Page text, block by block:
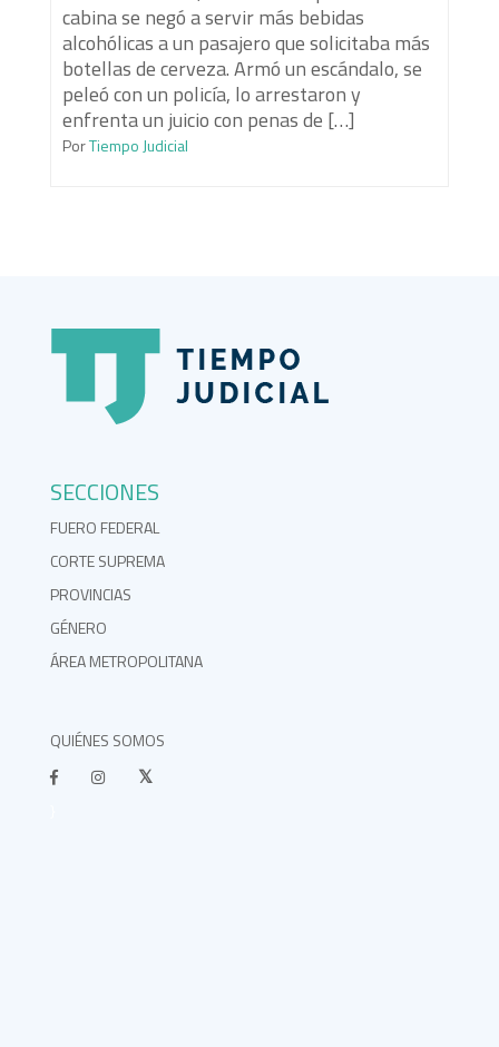
cabina se negó a servir más bebidas
alcohólicas a un pasajero que solicitaba más
botellas de cerveza. Armó un escándalo, se
peleó con un policía, lo arrestaron y
enfrenta un juicio con penas de […]
PorTiempo Judicial
SECCIONES
FUERO FEDERAL
CORTE SUPREMA
PROVINCIAS
GÉNERO
ÁREA METROPOLITANA
QUIÉNES SOMOS